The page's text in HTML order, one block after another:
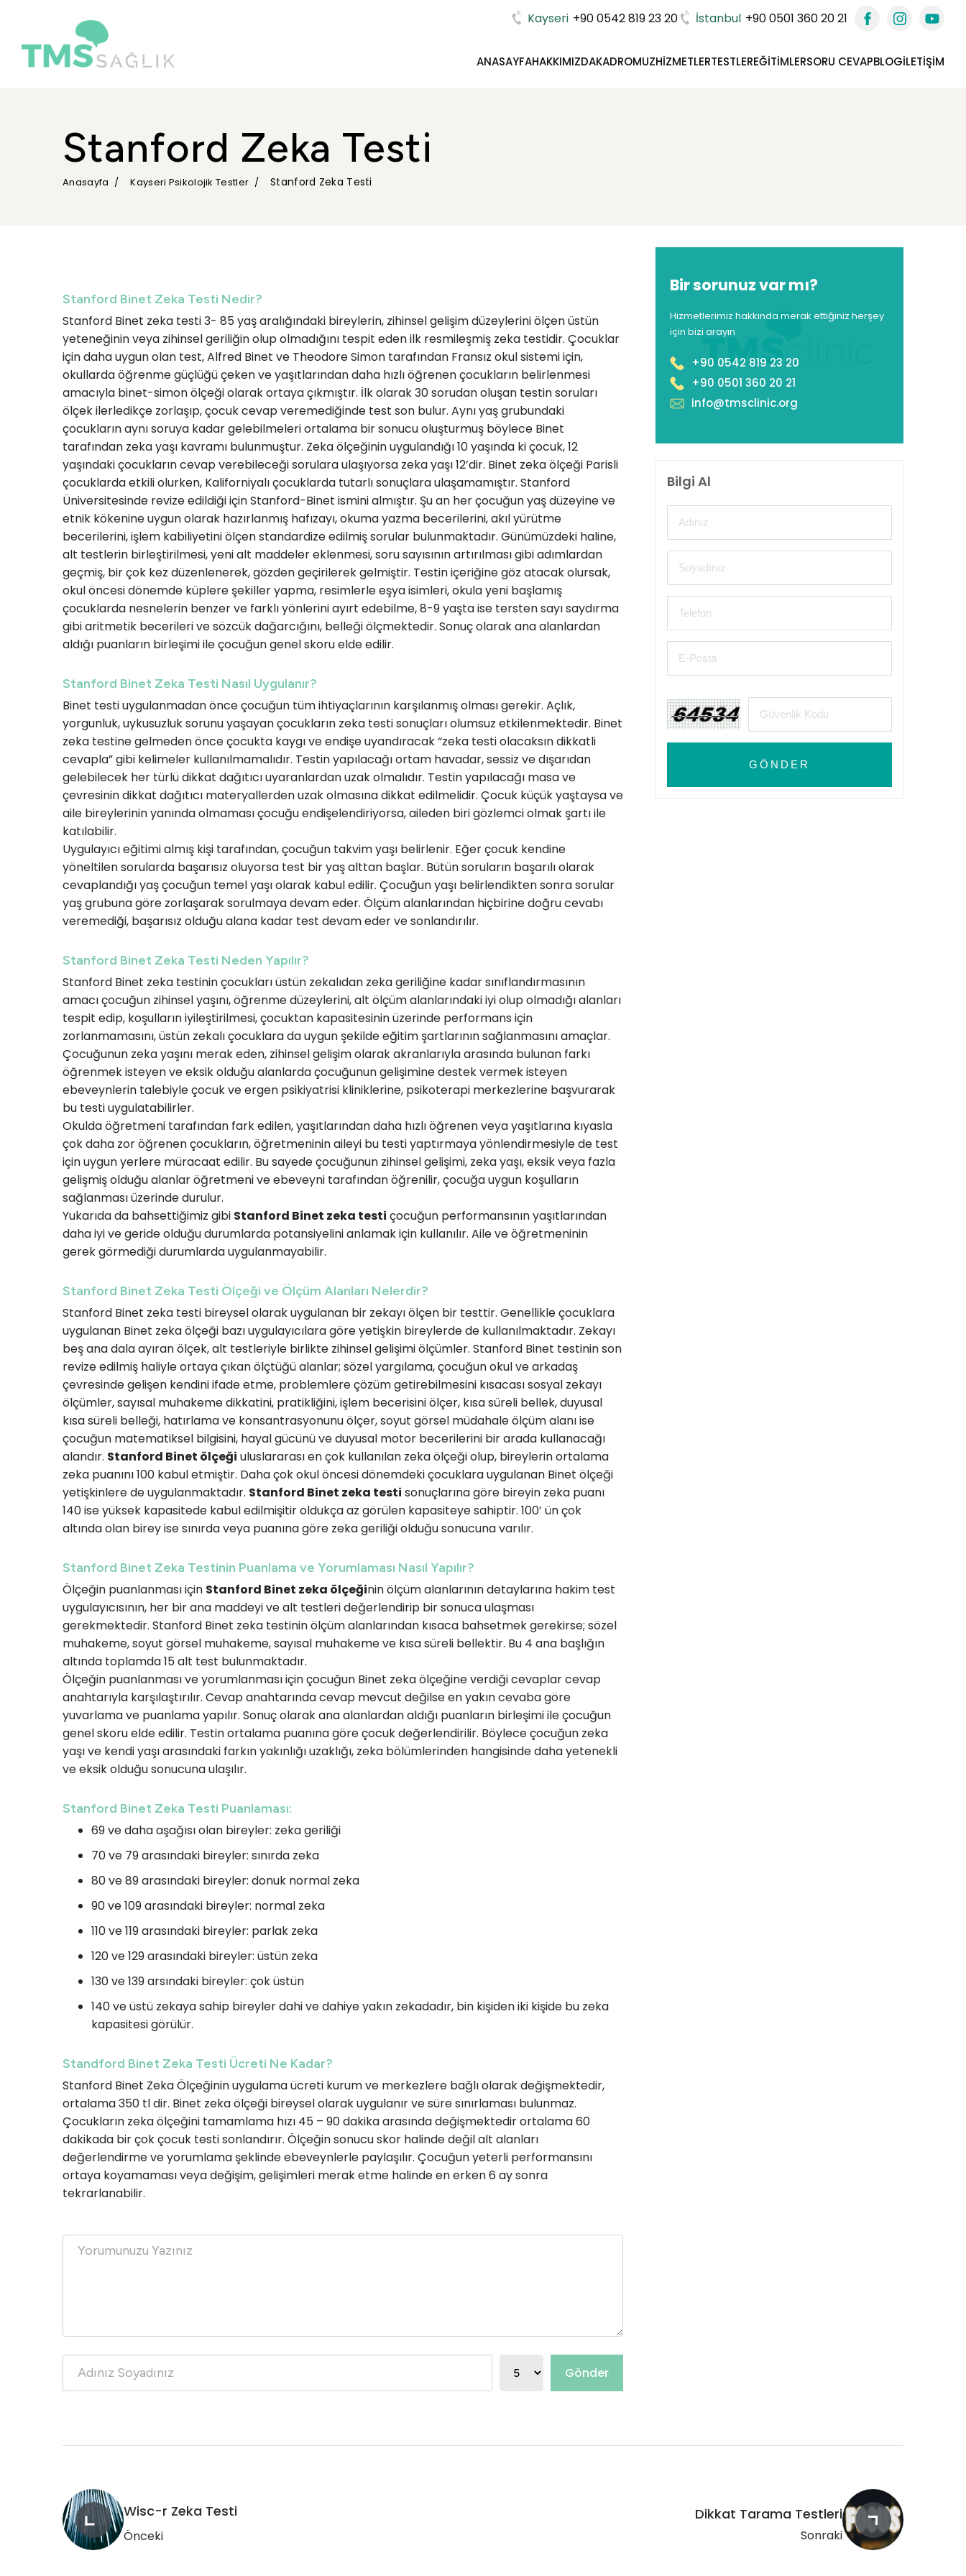
Kayseri +90 0542 819 23 20 İstanbul +90 0501 360 20 21
ANASAYFAHAKKIMIZDAKADROMUZHIZMETLERTESTLEREĞITIMLERSORU CEVAPBLOGİLETIŞIM
Stanford Zeka Testi
Anasayfa Kayseri Psikolojik Testler Stanford Zeka Testi
Stanford Binet Zeka Testi Nedir?
Stanford Binet zeka testi 3- 85 yaş aralığındaki bireylerin, zihinsel gelişim düzeylerini ölçen üstün
yeteneğinin veya zihinsel geriliğin olup olmadığını tespit eden ilk resmileşmiş zeka testidir. Çocuklar
için daha uygun olan test, Alfred Binet ve Theodore Simon tarafından Fransız okul sistemi için,
okullarda öğrenme güçlüğü çeken ve yaşıtlarından daha hızlı öğrenen çocukların belirlenmesi
amacıyla binet-simon ölçeği olarak ortaya çıkmıştır. İlk olarak 30 sorudan oluşan testin soruları
ölçek ilerledikçe zorlaşıp, çocuk cevap veremediğinde test son bulur. Aynı yaş grubundaki
çocukların aynı soruya kadar gelebilmeleri ortalama bir sonucu oluşturmuş böylece Binet
tarafından zeka yaşı kavramı bulunmuştur. Zeka ölçeğinin uygulandığı 10 yaşında ki çocuk, 12
yaşındaki çocukların cevap verebileceği sorulara ulaşıyorsa zeka yaşı 12’dir. Binet zeka ölçeği Parisli
çocuklarda etkili olurken, Kaliforniyalı çocuklarda tutarlı sonuçlara ulaşamamıştır. Stanford
Üniversitesinde revize edildiği için Stanford-Binet ismini almıştır. Şu an her çocuğun yaş düzeyine ve
etnik kökenine uygun olarak hazırlanmış hafızayı, okuma yazma becerilerini, akıl yürütme
becerilerini, işlem kabiliyetini ölçen standardize edilmiş sorular bulunmaktadır. Günümüzdeki haline,
alt testlerin birleştirilmesi, yeni alt maddeler eklenmesi, soru sayısının artırılması gibi adımlardan
geçmiş, bir çok kez düzenlenerek, gözden geçirilerek gelmiştir. Testin içeriğine göz atacak olursak,
okul öncesi dönemde küplere şekiller yapma, resimlerle eşya isimleri, okula yeni başlamış
çocuklarda nesnelerin benzer ve farklı yönlerini ayırt edebilme, 8-9 yaşta ise tersten sayı saydırma
gibi aritmetik becerileri ve sözcük dağarcığını, belleği ölçmektedir. Sonuç olarak ana alanlardan
aldığı puanların birleşimi ile çocuğun genel skoru elde edilir.
Stanford Binet Zeka Testi Nasıl Uygulanır?
Binet testi uygulanmadan önce çocuğun tüm ihtiyaçlarının karşılanmış olması gerekir. Açlık,
yorgunluk, uykusuzluk sorunu yaşayan çocukların zeka testi sonuçları olumsuz etkilenmektedir. Binet
zeka testine gelmeden önce çocukta kaygı ve endişe uyandıracak “zeka testi olacaksın dikkatli
cevapla” gibi kelimeler kullanılmamalıdır. Testin yapılacağı ortam havadar, sessiz ve dışarıdan
gelebilecek her türlü dikkat dağıtıcı uyaranlardan uzak olmalıdır. Testin yapılacağı masa ve
çevresinin dikkat dağıtıcı materyallerden uzak olmasına dikkat edilmelidir. Çocuk küçük yaştaysa ve
aile bireylerinin yanında olmaması çocuğu endişelendiriyorsa, aileden biri gözlemci olmak şartı ile
katılabilir.
Uygulayıcı eğitimi almış kişi tarafından, çocuğun takvim yaşı belirlenir. Eğer çocuk kendine
yöneltilen sorularda başarısız oluyorsa test bir yaş alttan başlar. Bütün soruların başarılı olarak
cevaplandığı yaş çocuğun temel yaşı olarak kabul edilir. Çocuğun yaşı belirlendikten sonra sorular
yaş grubuna göre zorlaşarak sorulmaya devam eder. Ölçüm alanlarından hiçbirine doğru cevabı
veremediği, başarısız olduğu alana kadar test devam eder ve sonlandırılır.
Stanford Binet Zeka Testi Neden Yapılır?
Stanford Binet zeka testinin çocukları üstün zekalıdan zeka geriliğine kadar sınıflandırmasının
amacı çocuğun zihinsel yaşını, öğrenme düzeylerini, alt ölçüm alanlarındaki iyi olup olmadığı alanları
tespit edip, koşulların iyileştirilmesi, çocuktan kapasitesinin üzerinde performans için
zorlanmamasını, üstün zekalı çocuklara da uygun şekilde eğitim şartlarının sağlanmasını amaçlar.
Çocuğunun zeka yaşını merak eden, zihinsel gelişim olarak akranlarıyla arasında bulunan farkı
öğrenmek isteyen ve eksik olduğu alanlarda çocuğunun gelişimine destek vermek isteyen
ebeveynlerin talebiyle çocuk ve ergen psikiyatrisi kliniklerine, psikoterapi merkezlerine başvurarak
bu testi uygulatabilirler.
Okulda öğretmeni tarafından fark edilen, yaşıtlarından daha hızlı öğrenen veya yaşıtlarına kıyasla
çok daha zor öğrenen çocukların, öğretmeninin aileyi bu testi yaptırmaya yönlendirmesiyle de test
için uygun yerlere müracaat edilir. Bu sayede çocuğunun zihinsel gelişimi, zeka yaşı, eksik veya fazla
gelişmiş olduğu alanlar öğretmeni ve ebeveyni tarafından öğrenilir, çocuğa uygun koşulların
sağlanması üzerinde durulur.
Yukarıda da bahsettiğimiz gibi Stanford Binet zeka testi çocuğun performansının yaşıtlarından
daha iyi ve geride olduğu durumlarda potansiyelini anlamak için kullanılır. Aile ve öğretmeninin
gerek görmediği durumlarda uygulanmayabilir.
Stanford Binet Zeka Testi Ölçeği ve Ölçüm Alanları Nelerdir?
Stanford Binet zeka testi bireysel olarak uygulanan bir zekayı ölçen bir testtir. Genellikle çocuklara
uygulanan Binet zeka ölçeği bazı uygulayıcılara göre yetişkin bireylerde de kullanılmaktadır. Zekayı
beş ana dala ayıran ölçek, alt testleriyle birlikte zihinsel gelişimi ölçümler. Stanford Binet testinin son
revize edilmiş haliyle ortaya çıkan ölçtüğü alanlar; sözel yargılama, çocuğun okul ve arkadaş
çevresinde gelişen kendini ifade etme, problemlere çözüm getirebilmesini kısacası sosyal zekayı
ölçümler, sayısal muhakeme dikkatini, pratikliğini, işlem becerisini ölçer, kısa süreli bellek, duyusal
kısa süreli belleği, hatırlama ve konsantrasyonunu ölçer, soyut görsel müdahale ölçüm alanı ise
çocuğun matematiksel bilgisini, hayal gücünü ve duyusal motor becerilerini bir arada kullanacağı
alandır. Stanford Binet ölçeği uluslararası en çok kullanılan zeka ölçeği olup, bireylerin ortalama
zeka puanını 100 kabul etmiştir. Daha çok okul öncesi dönemdeki çocuklara uygulanan Binet ölçeği
yetişkinlere de uygulanmaktadır. Stanford Binet zeka testi sonuçlarına göre bireyin zeka puanı
140 ise yüksek kapasitede kabul edilmişitir oldukça az görülen kapasiteye sahiptir. 100’ ün çok
altında olan birey ise sınırda veya puanına göre zeka geriliği olduğu sonucuna varılır.
Stanford Binet Zeka Testinin Puanlama ve Yorumlaması Nasıl Yapılır?
Ölçeğin puanlanması için Stanford Binet zeka ölçeğinin ölçüm alanlarının detaylarına hakim test
uygulayıcısının, her bir ana maddeyi ve alt testleri değerlendirip bir sonuca ulaşması
gerekmektedir. Stanford Binet zeka testinin ölçüm alanlarından kısaca bahsetmek gerekirse; sözel
muhakeme, soyut görsel muhakeme, sayısal muhakeme ve kısa süreli bellektir. Bu 4 ana başlığın
altında toplamda 15 alt test bulunmaktadır.
Ölçeğin puanlanması ve yorumlanması için çocuğun Binet zeka ölçeğine verdiği cevaplar cevap
anahtarıyla karşılaştırılır. Cevap anahtarında cevap mevcut değilse en yakın cevaba göre
yuvarlama ve puanlama yapılır. Sonuç olarak ana alanlardan aldığı puanların birleşimi ile çocuğun
genel skoru elde edilir. Testin ortalama puanına göre çocuk değerlendirilir. Böylece çocuğun zeka
yaşı ve kendi yaşı arasındaki farkın yakınlığı uzaklığı, zeka bölümlerinden hangisinde daha yetenekli
ve eksik olduğu sonucuna ulaşılır.
Stanford Binet Zeka Testi Puanlaması:
69 ve daha aşağısı olan bireyler: zeka geriliği
70 ve 79 arasındaki bireyler: sınırda zeka
80 ve 89 arasındaki bireyler: donuk normal zeka
90 ve 109 arasındaki bireyler: normal zeka
110 ve 119 arasındaki bireyler: parlak zeka
120 ve 129 arasındaki bireyler: üstün zeka
130 ve 139 arsındaki bireyler: çok üstün
140 ve üstü zekaya sahip bireyler dahi ve dahiye yakın zekadadır, bin kişiden iki kişide bu zeka
kapasitesi görülür.
Standford Binet Zeka Testi Ücreti Ne Kadar?
Stanford Binet Zeka Ölçeğinin uygulama ücreti kurum ve merkezlere bağlı olarak değişmektedir,
ortalama 350 tl dir. Binet zeka ölçeği bireysel olarak uygulanır ve süre sınırlaması bulunmaz.
Çocukların zeka ölçeğini tamamlama hızı 45 – 90 dakika arasında değişmektedir ortalama 60
dakikada bir çok çocuk testi sonlandırır. Ölçeğin sonucu skor halinde değil alt alanları
değerlendirme ve yorumlama şeklinde ebeveynlerle paylaşılır. Çocuğun yeterli performansını
ortaya koyamaması veya değişim, gelişimleri merak etme halinde en erken 6 ay sonra
tekrarlanabilir.
Gönder
Bir sorunuz var mı?
Hizmetlerimiz hakkında merak ettiğiniz herşey
için bizi arayın
+90 0542 819 23 20
+90 0501 360 20 21
info@tmsclinic.org
Bilgi Al
GÖNDER
Wisc-r Zeka Testi
Önceki
Dikkat Tarama Testleri
Sonraki